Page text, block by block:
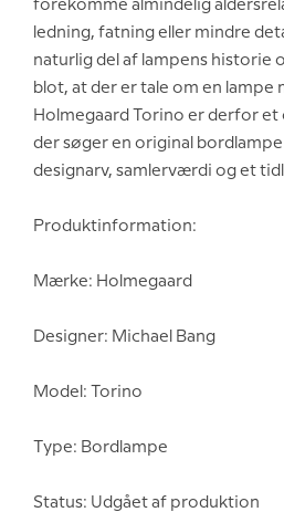
forekomme almindelig
ledning, fatning eller mindre
naturlig del af lampens historie
blot, at der er tale om en lampe
Holmegaard Torino er derfor et
der søger en original
designarv, samlerværdi og et
Produktinformation:
Mærke: Holmegaard
Designer: Michael Bang
Model: Torino
Type: Bordlampe
Status: Udgået af produktion